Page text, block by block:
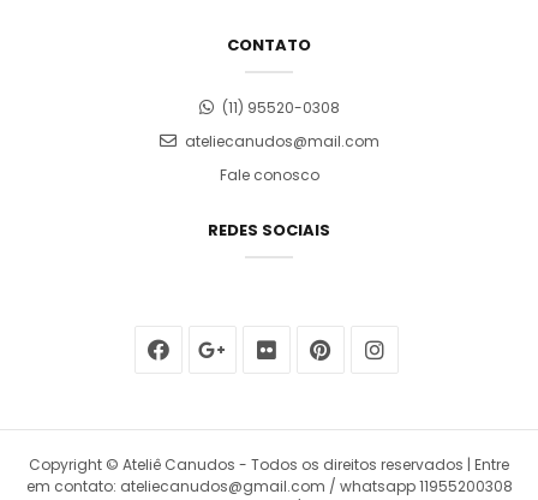
CONTATO
(11) 95520-0308
ateliecanudos@mail.com
Fale conosco
REDES SOCIAIS
Copyright © Ateliê Canudos - Todos os direitos reservados | Entre
em contato: ateliecanudos@gmail.com / whatsapp 11955200308